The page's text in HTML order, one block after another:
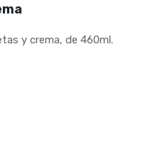
y crema, de 460ml.